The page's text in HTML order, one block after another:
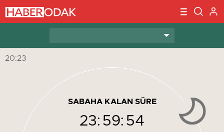
20:23
SABAHA KALAN SÜRE
23: 59: 54